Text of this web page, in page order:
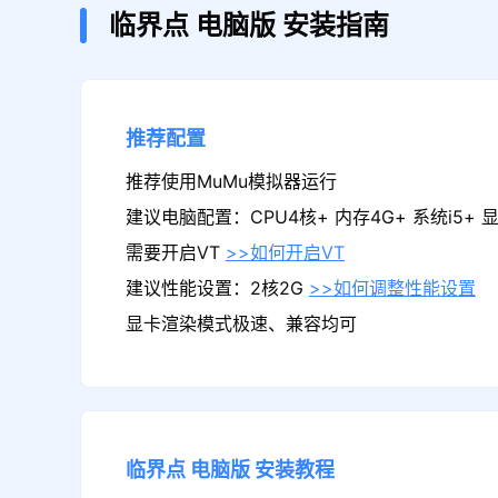
临界点 电脑版 安装指南
推荐配置
推荐使用MuMu模拟器运行
建议电脑配置：CPU4核+ 内存4G+ 系统i5+
需要开启VT >>如何开启VT
建议性能设置：2核2G >>如何调整性能设置
显卡渲染模式极速、兼容均可
临界点 电脑版 安装教程